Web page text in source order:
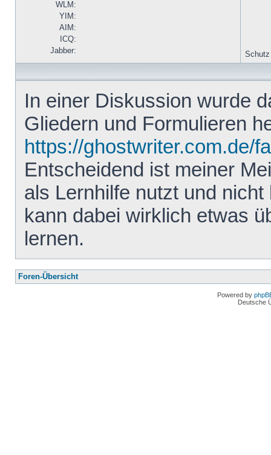
WLM:
YIM:
AIM:
ICQ:
Jabber:
Schutz
In einer Diskussion wurde
Gliedern und Formulieren
https://ghostwriter.com.de/
Entscheidend ist meiner
als Lernhilfe nutzt und
kann dabei wirklich etwas
lernen.
Foren-Übersicht
Powered by
Deutsche